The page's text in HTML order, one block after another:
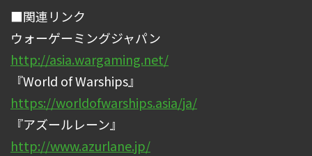
■関連リンク
ウォーゲーミングジャパン
http://asia.wargaming.net/
『World of Warships』
https://worldofwarships.asia/ja/
『アズールレーン』
http://www.azurlane.jp/